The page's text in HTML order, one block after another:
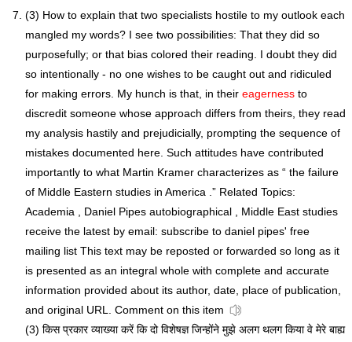
(3) How to explain that two specialists hostile to my outlook each
mangled my words? I see two possibilities: That they did so
purposefully; or that bias colored their reading. I doubt they did
so intentionally - no one wishes to be caught out and ridiculed
for making errors. My hunch is that, in their eagerness to
discredit someone whose approach differs from theirs, they read
my analysis hastily and prejudicially, prompting the sequence of
mistakes documented here. Such attitudes have contributed
importantly to what Martin Kramer characterizes as “ the failure
of Middle Eastern studies in America .” Related Topics:
Academia , Daniel Pipes autobiographical , Middle East studies
receive the latest by email: subscribe to daniel pipes' free
mailing list This text may be reposted or forwarded so long as it
is presented as an integral whole with complete and accurate
information provided about its author, date, place of publication,
and original URL. Comment on this item
(3) किस प्रकार व्याख्या करें कि दो विशेषज्ञ जिन्होंने मुझे अलग थलग किया वे मेरे बाह्य